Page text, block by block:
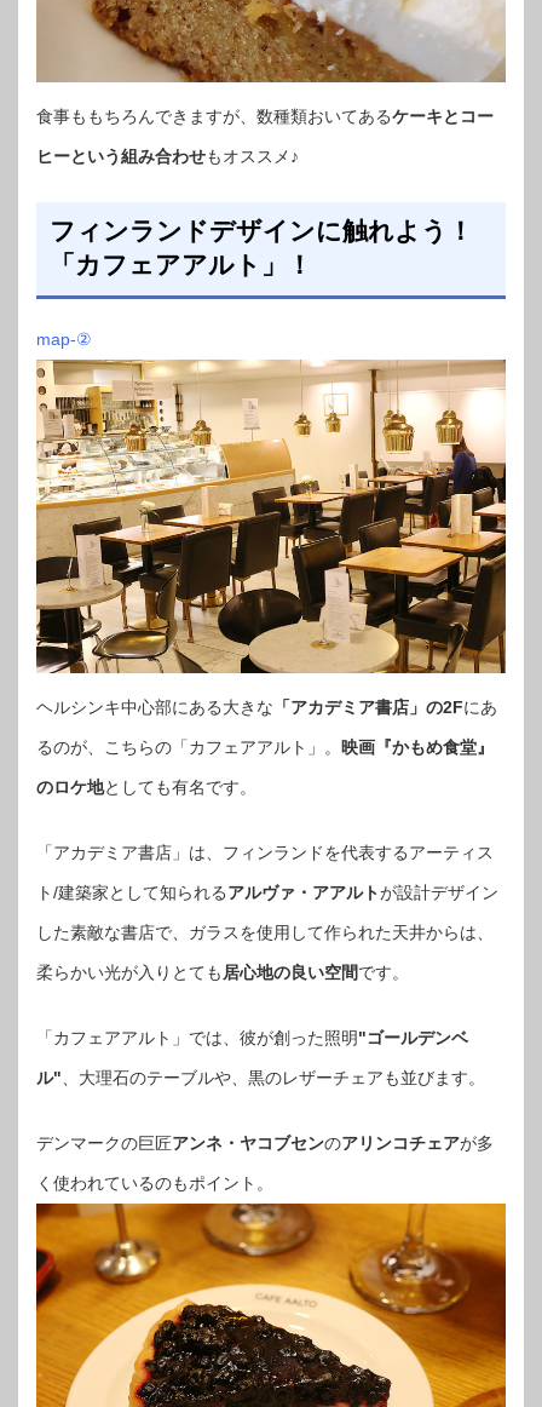
食事ももちろんできますが、数種類おいてあるケーキとコー
ヒーという組み合わせもオススメ♪
フィンランドデザインに触れよう！
「カフェアアルト」！
map-②
ヘルシンキ中心部にある大きな 「アカデミア書店」の2Fにあ
るのが、こちらの「カフェアアルト」。 映画『かもめ食堂』
のロケ地としても有名です。
「アカデミア書店」は、フィンランドを代表するアーティス
ト/建築家として知られるアルヴァ・アアルトが設計デザイン
した素敵な書店で、ガラスを使用して作られた天井からは、
柔らかい光が入りとても 居心地の良い空間です。
「カフェアアルト」では、彼が創った照明"ゴールデンベ
ル" 、大理石のテーブルや、黒のレザーチェアも並びます。
デンマークの巨匠アンネ・ヤコブセンのアリンコチェアが多
く使われているのもポイント。